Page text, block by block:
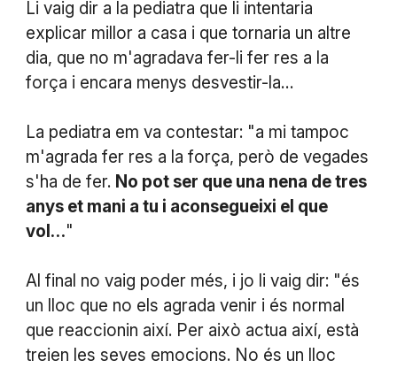
Li vaig dir a la pediatra que li intentaria
explicar millor a casa i que tornaria un altre
dia, que no m'agradava fer-li fer res a la
força i encara menys desvestir-la…
La pediatra em va contestar: "a mi tampoc
m'agrada fer res a la força, però de vegades
s'ha de fer. No pot ser que una nena de tres
anys et mani a tu i aconsegueixi el que
vol…"
Al final no vaig poder més, i jo li vaig dir: "és
un lloc que no els agrada venir i és normal
que reaccionin així. Per això actua així, està
treien les seves emocions. No és un lloc